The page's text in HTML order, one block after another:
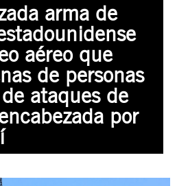
Y JÓVENES
arma de
aéreo que
de personas
ataques de
por